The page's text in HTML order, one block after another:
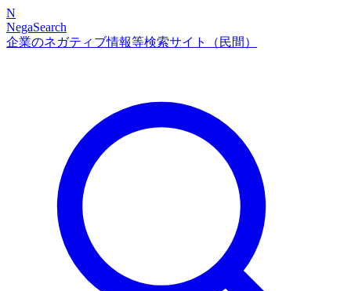
N
NegaSearch
企業のネガティブ情報等検索サイト（民間）